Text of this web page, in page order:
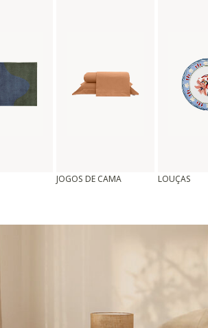
JOGOS DE CAMA LOUÇAS